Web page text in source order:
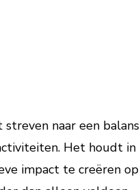
naar een balans
Het houdt in
impact te creëren op